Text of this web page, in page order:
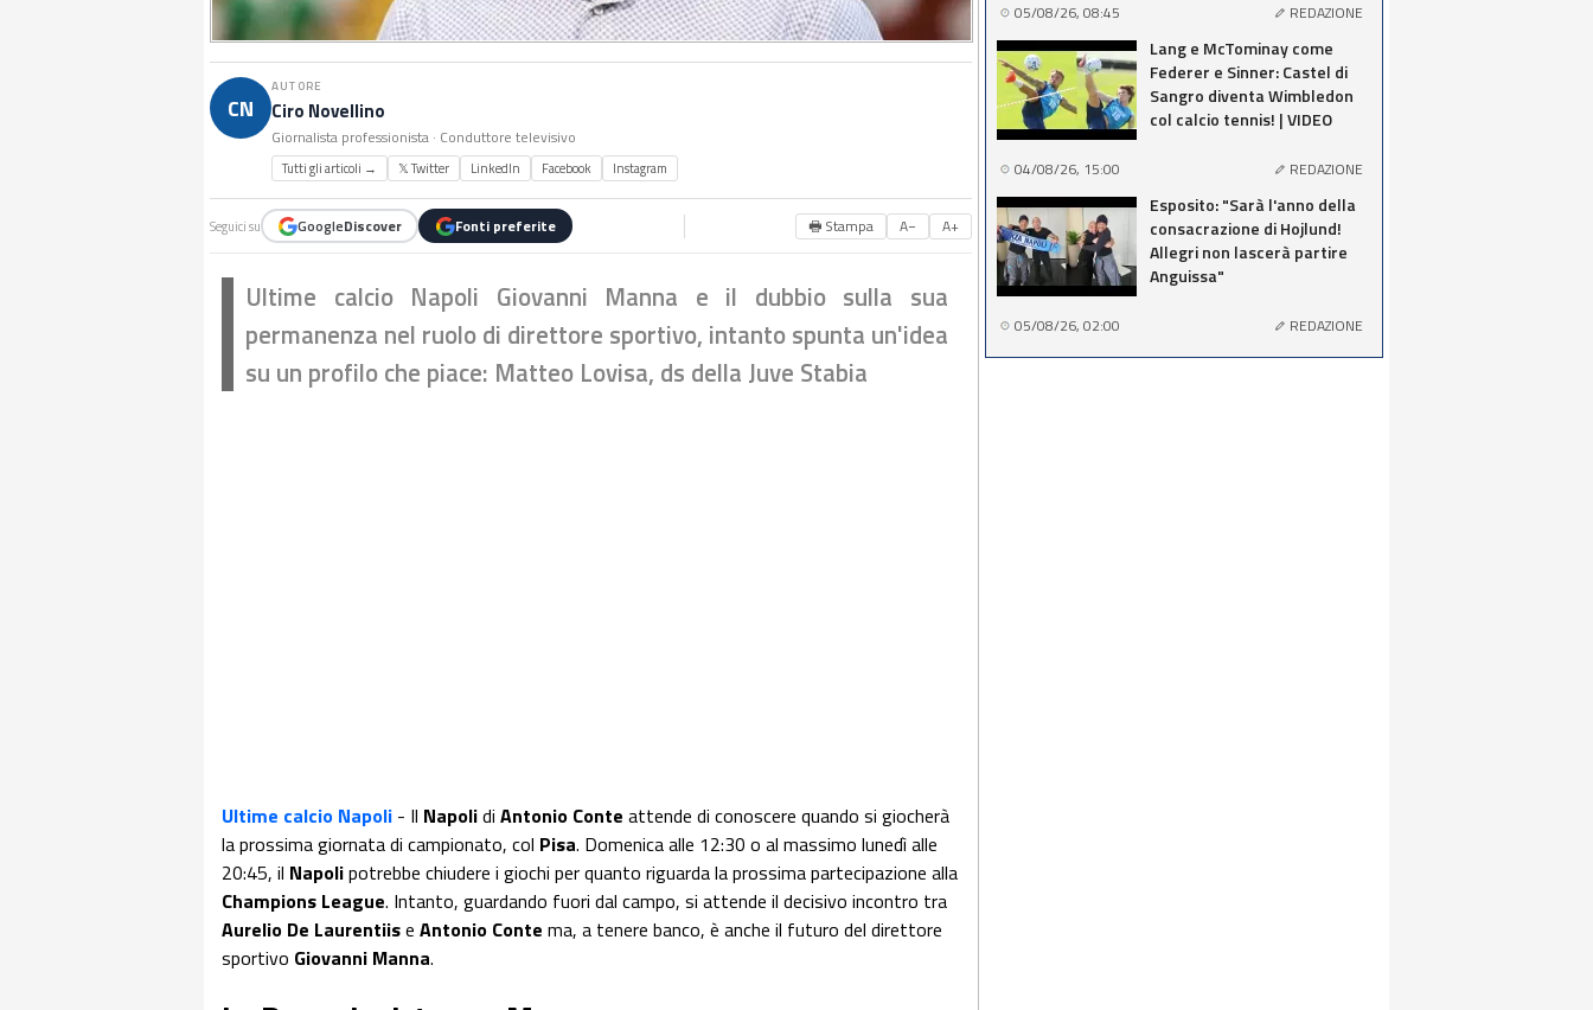
CN
AUTORE
Ciro Novellino
Giornalista professionista · Conduttore televisivo
Tutti gli articoli → 𝕏 Twitter LinkedIn Facebook Instagram
Seguici su GoogleDiscover Fonti preferite 🖶 Stampa A− A+
Ultime calcio Napoli Giovanni Manna e il dubbio sulla sua
permanenza nel ruolo di direttore sportivo, intanto spunta un'idea
su un profilo che piace: Matteo Lovisa, ds della Juve Stabia
Ultime calcio Napoli - Il Napolidi Antonio Conte attende di conoscere quando si giocherà
la prossima giornata di campionato, col Pisa. Domenica alle 12:30 o al massimo lunedì alle
20:45, il Napolipotrebbe chiudere i giochi per quanto riguarda la prossima partecipazione alla
Champions League. Intanto, guardando fuori dal campo, si attende il decisivo incontro tra
Aurelio De Laurentiise Antonio Conte ma, a tenere banco, è anche il futuro del direttore
sportivo Giovanni Manna.
05/08/26, 08:45 REDAZIONE
Lang e McTominay come
Federer e Sinner: Castel di
Sangro diventa Wimbledon
col calcio tennis! | VIDEO
04/08/26, 15:00 REDAZIONE
Esposito: "Sarà l'anno della
consacrazione di Hojlund!
Allegri non lascerà partire
Anguissa"
05/08/26, 02:00 REDAZIONE